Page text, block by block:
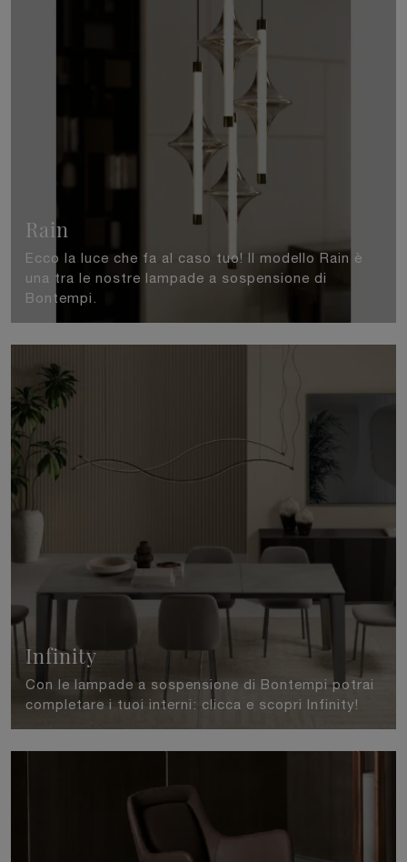
Rain
Ecco la luce che fa al caso tuo! Il modello Rain è
una tra le nostre lampade a sospensione di
Bontempi.
Infinity
Con le lampade a sospensione di Bontempi potrai
completare i tuoi interni: clicca e scopri Infinity!